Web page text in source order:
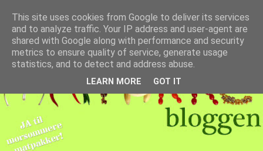
This site uses cookies from Google to deliver its services
and to analyze traffic. Your IP address and user-agent are
shared with Google along with performance and security
metrics to ensure quality of service, generate usage
statistics, and to detect and address abuse.
LEARN MORE GOT IT